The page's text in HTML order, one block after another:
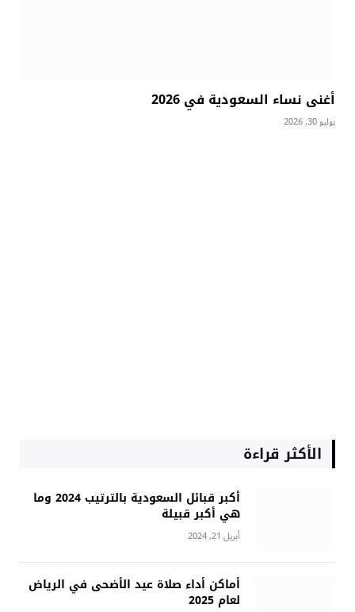
أغنى نساء السعودية في 2026
يوليو 30, 2026
الأكثر قراءة
أكبر قبائل السعودية بالترتيب 2024 وما
هي أكبر قبيلة
أبريل 21, 2024
أماكن أداء صلاة عيد الأضحى في الرياض
لعام 2025